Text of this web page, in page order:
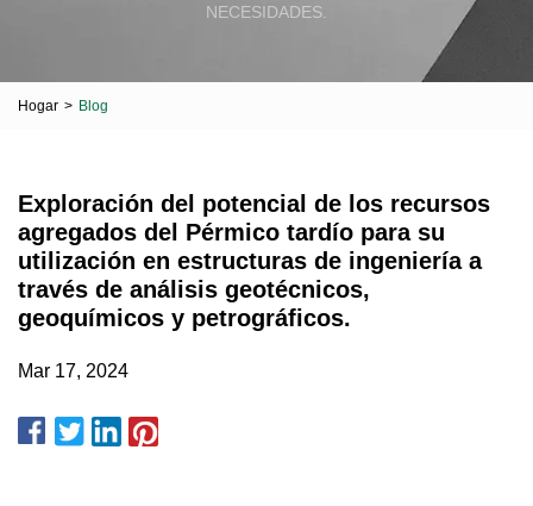
NECESIDADES.
Hogar > Blog
Exploración del potencial de los recursos
agregados del Pérmico tardío para su
utilización en estructuras de ingeniería a
través de análisis geotécnicos,
geoquímicos y petrográficos.
Mar 17, 2024